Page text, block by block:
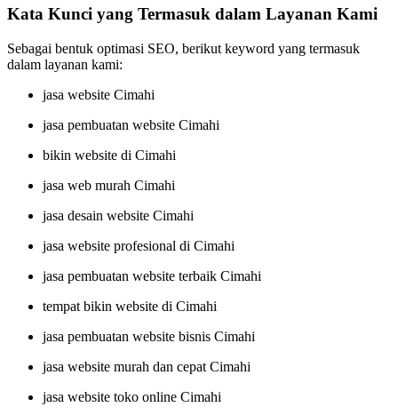
Kata Kunci yang Termasuk dalam Layanan Kami
Sebagai bentuk optimasi SEO, berikut keyword yang termasuk
dalam layanan kami:
jasa website Cimahi
jasa pembuatan website Cimahi
bikin website di Cimahi
jasa web murah Cimahi
jasa desain website Cimahi
jasa website profesional di Cimahi
jasa pembuatan website terbaik Cimahi
tempat bikin website di Cimahi
jasa pembuatan website bisnis Cimahi
jasa website murah dan cepat Cimahi
jasa website toko online Cimahi